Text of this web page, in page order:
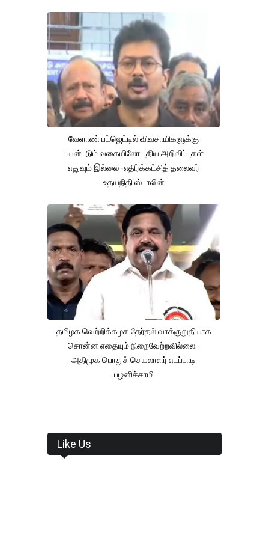
வேளாண் பட்ஜெட்டில் விவசாயிகளுக்கு
பயன்படும் வகையிலோ புதிய அறிவிப்புகள்
எதுவும் இல்லை -எதிர்க்கட்சித் தலைவர்
உதயநிதி ஸ்டாலின்
தமிழக வெற்றிக்கழக தேர்தல் வாக்குறுதியாக
சொன்ன எதையும் நிறைவேற்றவில்லை.-
அதிமுக பொதுச் செயலாளர் எடப்பாடி
பழனிச்சாமி
Like Us